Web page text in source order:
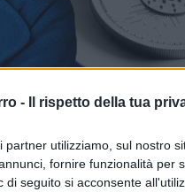
- Il rispetto della tua
partner utilizziamo, sul nostro
fornire funzionalità per
di seguito si acconsente
si dichiarava cripto-friendly, è
su Google